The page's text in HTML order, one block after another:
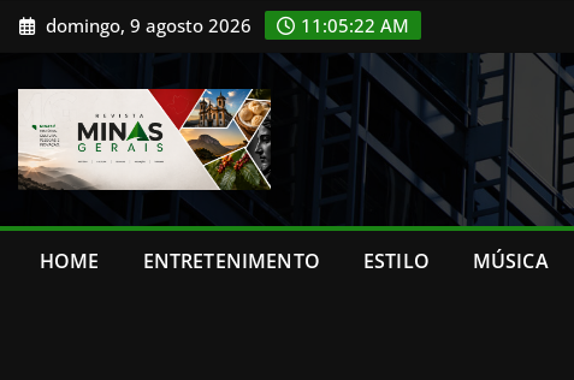
Skip domingo, 9 agosto 2026 11:05:23 AM
HOME ENTRETENIMENTO ESTILO MÚSICA